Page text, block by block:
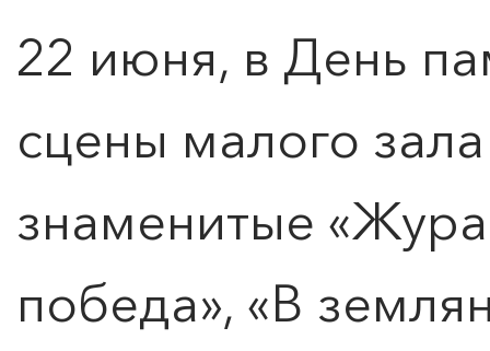
22 июня, в День
сцены малого зала
знаменитые
победа», «В